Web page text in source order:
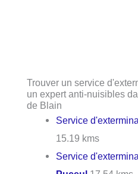
Trouver un service
un expert anti-nuisibles
de Blain
Service
15.19 kms
Service